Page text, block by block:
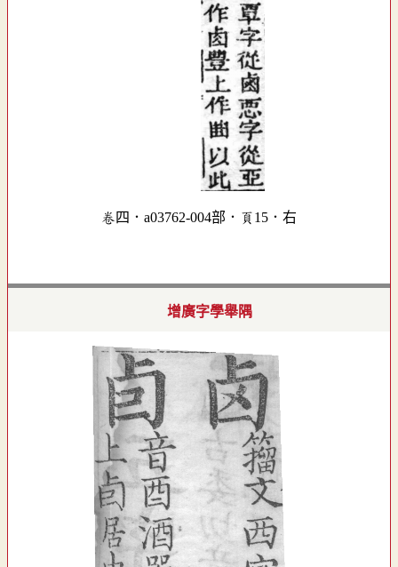
卷四．a03762-004部．頁15．右
增廣字學舉隅